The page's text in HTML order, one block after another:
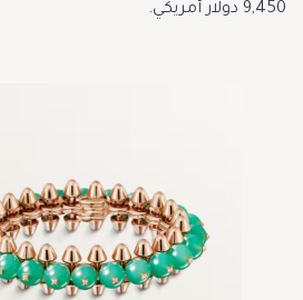
9,450 دولار أمريكي.